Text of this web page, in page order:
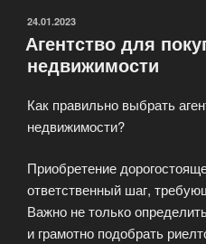
границей»
ОПУБЛИКОВАНО
24.01.2023
Агентство для
недвижимости
Как правильно выбрать
недвижимости?
Приобретение
ответственный шаг,
Важно не только
и грамотно подобрать